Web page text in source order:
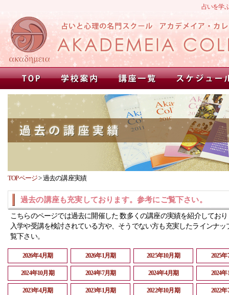
占いを学
TOPページ>過去の講座実績
過去の講座も充実しております。参考にご覧下さい。
こちらのページでは過去に開催した 数多くの講座の実績を紹介してお
入学や受講を検討されている方や、そうでない方も充実したラインナッ
覧下さい。
2026年4月期 2026年1月期 2025年10月期 2025
2024年10月期 2024年7月期 2024年4月期 2024
2023年4月期 2023年1月期 2022年10月期 2022